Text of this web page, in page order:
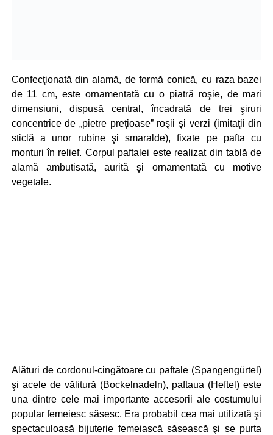
Confecţionată din alamă, de formă conică, cu raza bazei
de 11 cm, este ornamentată cu o piatră roşie, de mari
dimensiuni, dispusă central, încadrată de trei şiruri
concentrice de „pietre preţioase” roşii şi verzi (imitaţii din
sticlă a unor rubine şi smaralde), fixate pe pafta cu
monturi în relief. Corpul paftalei este realizat din tablă de
alamă ambutisată, aurită şi ornamentată cu motive
vegetale.
Alături de cordonul-cingătoare cu paftale (Spangengürtel)
şi acele de vălitură (Bockelnadeln), paftaua (Heftel) este
una dintre cele mai importante accesorii ale costumului
popular femeiesc săsesc. Era probabil cea mai utilizată şi
spectaculoasă bijuterie femeiască săsească şi se purta